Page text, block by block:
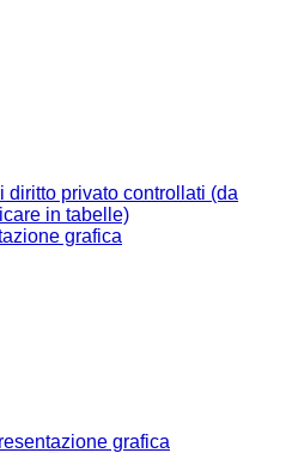
diritto privato controllati (da
in tabelle)
grafica
grafica